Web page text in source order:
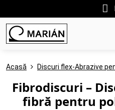
Acasă Discuri flex-Abrazive
Fibrodiscuri –
fibră pentru